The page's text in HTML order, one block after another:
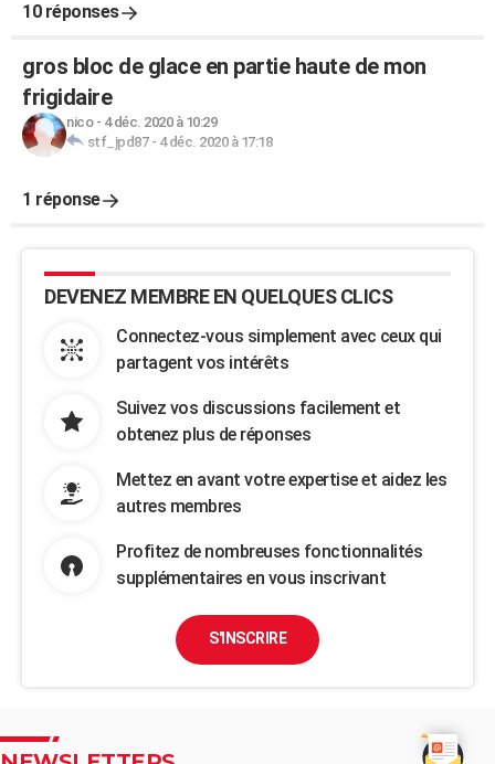
10 réponses
gros bloc de glace en partie haute de mon
frigidaire
nico- 4 déc. 2020 à 10:29
stf_jpd87- 4 déc. 2020 à 17:18
1 réponse
DEVENEZ MEMBRE EN QUELQUES CLICS
Connectez-vous simplement avec ceux qui
partagent vos intérêts
Suivez vos discussions facilement et
obtenez plus de réponses
Mettez en avant votre expertise et aidez les
autres membres
Profitez de nombreuses fonctionnalités
supplémentaires en vous inscrivant
S'INSCRIRE